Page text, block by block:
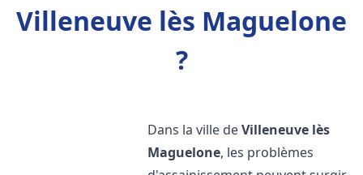
Villeneuve lès Maguelone
?
Dans la ville deVilleneuve lès
Maguelone, les problèmes